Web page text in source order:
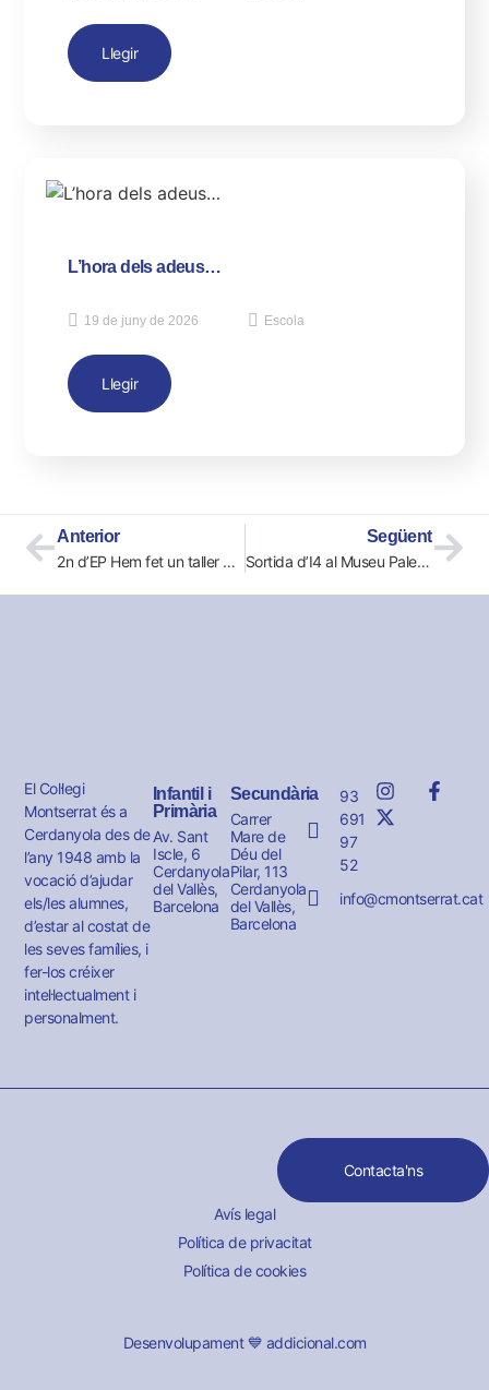
Llegir
L’hora dels adeus…
19 de juny de 2026 Escola
Llegir
Anterior
2n d’EP Hem fet un taller d’instruments de corda fregada a l’Aulos!
Següent
Sortida d’I4 al Museu Paleontològic
El Col·legi
Montserrat és a
Cerdanyola des de
l’any 1948 amb la
vocació d’ajudar
els/les alumnes,
d’estar al costat de
les seves famílies, i
fer-los créixer
intel·lectualment i
personalment.
Infantil i
Primària
Av. Sant
Iscle, 6
Cerdanyola
del Vallès,
Barcelona
Secundària
Carrer
Mare de
Déu del
Pilar, 113
Cerdanyola
del Vallès,
Barcelona
93
691
97
52
info@cmontserrat.cat
Contacta'ns
Avís legal
Política de privacitat
Política de cookies
Desenvolupament 💙 addicional.com